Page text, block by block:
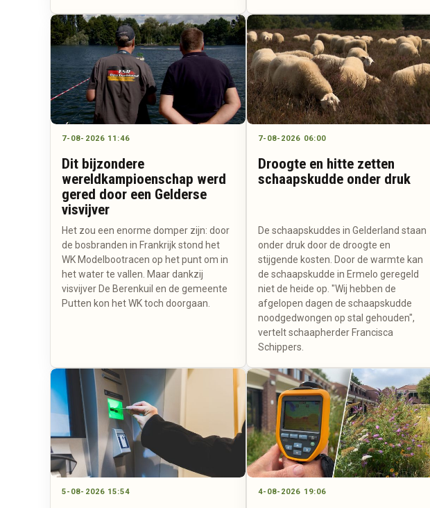
7-08-2026 11:46
Dit bijzondere
wereldkampioenschap werd
gered door een Gelderse
visvijver
Het zou een enorme domper zijn: door
de bosbranden in Frankrijk stond het
WK Modelbootracen op het punt om in
het water te vallen. Maar dankzij
visvijver De Berenkuil en de gemeente
Putten kon het WK toch doorgaan.
7-08-2026 06:00
Droogte en hitte zetten
schaapskudde onder druk
De schaapskuddes in Gelderland staan
onder druk door de droogte en
stijgende kosten. Door de warmte kan
de schaapskudde in Ermelo geregeld
niet de heide op. "Wij hebben de
afgelopen dagen de schaapskudde
noodgedwongen op stal gehouden",
vertelt schaapherder Francisca
Schippers.
5-08-2026 15:54 4-08-2026 19:06